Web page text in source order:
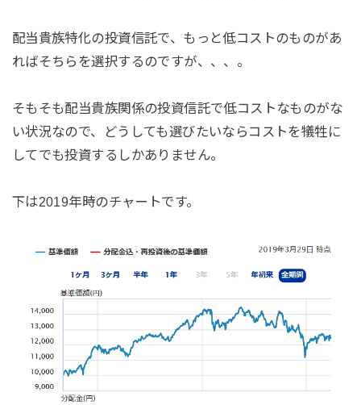
配当貴族特化の投資信託で、もっと低コストのものがあ
ればそちらを選択するのですが、、、。
そもそも配当貴族関係の投資信託で低コストなものがな
い状況なので、どうしても選びたいならコストを犠牲に
してでも投資するしかありません。
下は2019年時のチャートです。